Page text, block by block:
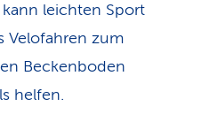
leichten Sport
Velofahren zum
Becken­boden
helfen.